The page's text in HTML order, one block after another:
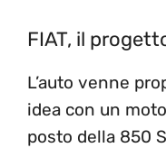
FIAT, il
L’auto venne
idea con un
posto della 850